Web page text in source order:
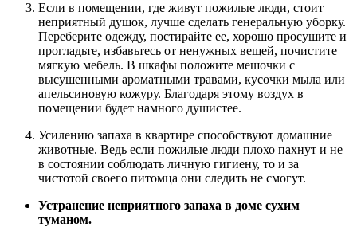
Если в помещении, где живут пожилые люди, стоит
неприятный душок, лучше сделать генеральную уборку.
Переберите одежду, постирайте ее, хорошо просушите и
прогладьте, избавьтесь от ненужных вещей, почистите
мягкую мебель. В шкафы положите мешочки с
высушенными ароматными травами, кусочки мыла или
апельсиновую кожуру. Благодаря этому воздух в
помещении будет намного душистее.
Усилению запаха в квартире способствуют домашние
животные. Ведь если пожилые люди плохо пахнут и не
в состоянии соблюдать личную гигиену, то и за
чистотой своего питомца они следить не смогут.
Устранение неприятного запаха в доме сухим
туманом.